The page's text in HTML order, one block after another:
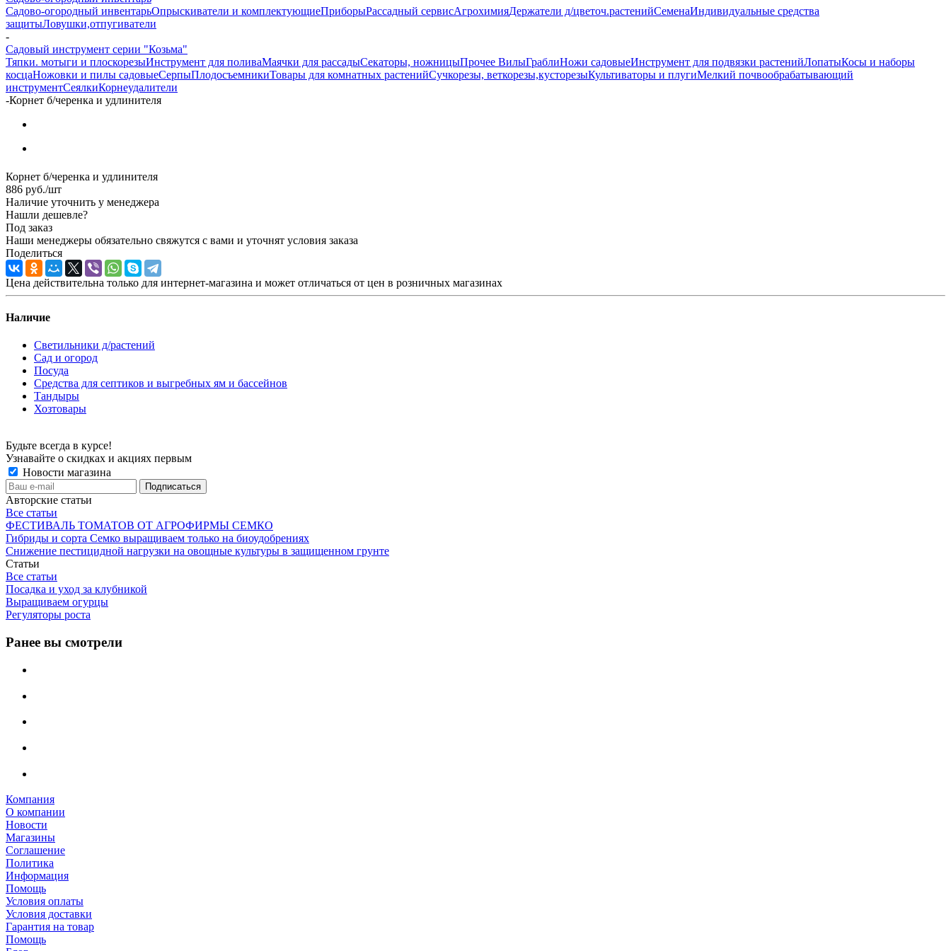
Садово-огородный инвентарьОпрыскиватели и комплектующиеПриборыРассадный сервисАгрохимияДержатели д/цветоч.растенийСеменаИндивидуальные средства
защитыЛовушки,отпугиватели
-
Садовый инструмент серии "Козьма"
Тяпки. мотыги и плоскорезыИнструмент для поливаМаячки для рассадыСекаторы, ножницыПрочее ВилыГраблиНожи садовыеИнструмент для подвязки растенийЛопатыКосы и наборы
косцаНожовки и пилы садовыеСерпыПлодосъемникиТовары для комнатных растенийСучкорезы, веткорезы,кусторезыКультиваторы и плугиМелкий почвообрабатывающий
инструментСеялкиКорнеудалители
-Корнет б/черенка и удлинителя
Корнет б/черенка и удлинителя
886 руб./шт
Наличие уточнить у менеджера
Нашли дешевле?
Под заказ
Наши менеджеры обязательно свяжутся с вами и уточнят условия заказа
Поделиться
Цена действительна только для интернет-магазина и может отличаться от цен в розничных магазинах
Наличие
Светильники д/растений
Сад и огород
Посуда
Средства для септиков и выгребных ям и бассейнов
Тандыры
Хозтовары
Будьте всегда в курсе!
Узнавайте о скидках и акциях первым
Новости магазина
Авторские статьи
Все статьи
ФЕСТИВАЛЬ ТОМАТОВ ОТ АГРОФИРМЫ СЕМКО
Гибриды и сорта Семко выращиваем только на биоудобрениях
Снижение пестицидной нагрузки на овощные культуры в защищенном грунте
Статьи
Все статьи
Посадка и уход за клубникой
Выращиваем огурцы
Регуляторы роста
Ранее вы смотрели
Компания
О компании
Новости
Магазины
Соглашение
Политика
Информация
Помощь
Условия оплаты
Условия доставки
Гарантия на товар
Помощь